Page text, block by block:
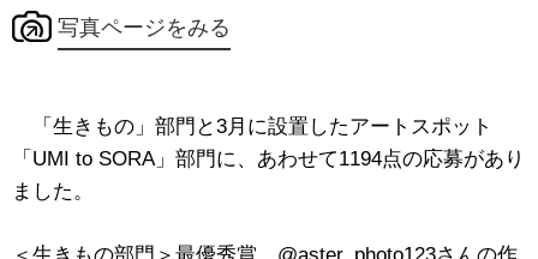
写真ページをみる
「生きもの」部門と3月に設置したアートスポット
「UMI to SORA」部門に、あわせて1194点の応募があり
ました。
＜生きもの部門＞最優秀賞 @aster_photo123さんの作